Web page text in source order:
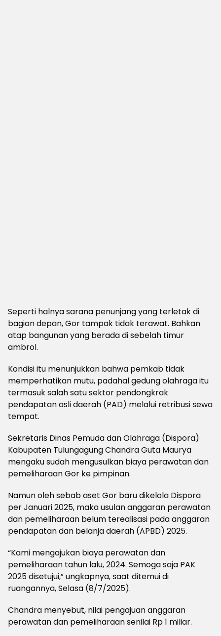
Seperti halnya sarana penunjang yang terletak di
bagian depan, Gor tampak tidak terawat. Bahkan
atap bangunan yang berada di sebelah timur
ambrol.
Kondisi itu menunjukkan bahwa pemkab tidak
memperhatikan mutu, padahal gedung olahraga itu
termasuk salah satu sektor pendongkrak
pendapatan asli daerah (PAD) melalui retribusi sewa
tempat.
Sekretaris Dinas Pemuda dan Olahraga (Dispora)
Kabupaten Tulungagung Chandra Guta Maurya
mengaku sudah mengusulkan biaya perawatan dan
pemeliharaan Gor ke pimpinan.
Namun oleh sebab aset Gor baru dikelola Dispora
per Januari 2025, maka usulan anggaran perawatan
dan pemeliharaan belum terealisasi pada anggaran
pendapatan dan belanja daerah (APBD) 2025.
“Kami mengajukan biaya perawatan dan
pemeliharaan tahun lalu, 2024. Semoga saja PAK
2025 disetujui,” ungkapnya, saat ditemui di
ruangannya, Selasa (8/7/2025).
Chandra menyebut, nilai pengajuan anggaran
perawatan dan pemeliharaan senilai Rp 1 miliar.